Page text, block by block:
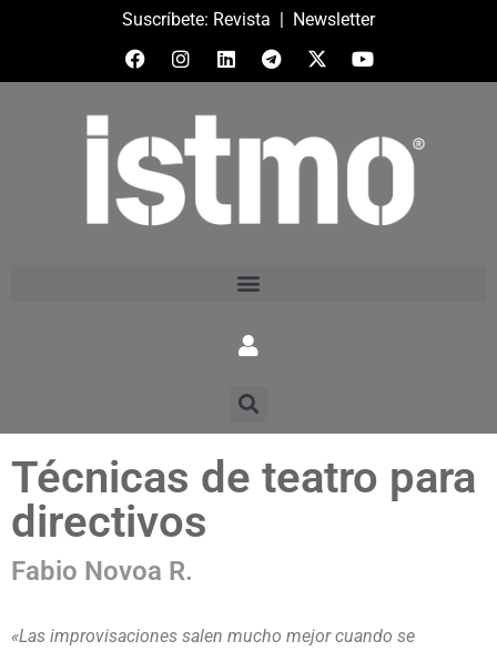
Suscríbete: Revista | Newsletter
Técnicas de teatro para
directivos
Fabio Novoa R.
«Las improvisaciones salen mucho mejor cuando se